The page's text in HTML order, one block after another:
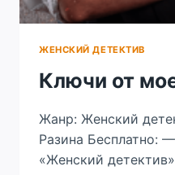
ЖЕНСКИЙ ДЕТЕКТИВ
Ключи от
Жанр: Женский
Разина Бесплатно:
«Женский